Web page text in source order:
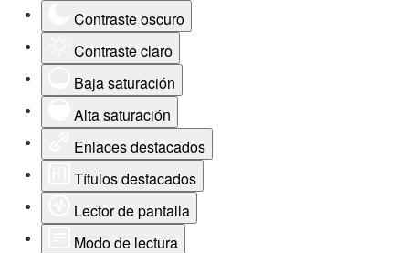
Contraste oscuro
Contraste claro
Baja saturación
Alta saturación
Enlaces destacados
Títulos destacados
Lector de pantalla
Modo de lectura